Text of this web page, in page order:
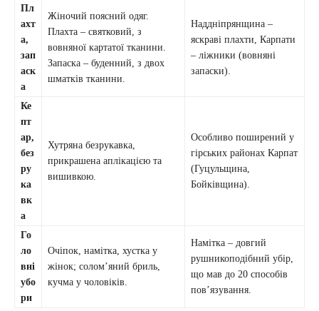
Пл
ахт
а,
зап
аск
а
Жіночий поясний одяг.
Плахта – святковий, з
вовняної картатої тканини.
Запаска – буденний, з двох
шматків тканини.
Наддніпрянщина –
яскраві плахти, Карпати
– ліжники (вовняні
запаски).
Ке
пт
ар,
без
ру
ка
вк
а
Хутряна безрукавка,
прикрашена аплікацією та
вишивкою.
Особливо поширений у
гірських районах Карпат
(Гуцульщина,
Бойківщина).
Го
ло
вні
убо
ри
Очіпок, намітка, хустка у
жінок; солом’яний бриль,
кучма у чоловіків.
Намітка – довгий
рушникоподібний убір,
що мав до 20 способів
пов’язування.